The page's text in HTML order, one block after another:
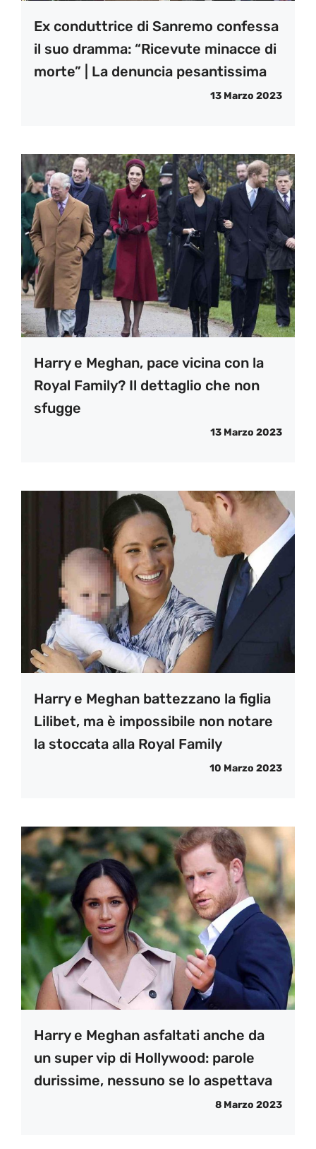
Ex conduttrice di Sanremo confessa
il suo dramma: “Ricevute minacce di
morte” | La denuncia pesantissima
13 Marzo 2023
Harry e Meghan, pace vicina con la
Royal Family? Il dettaglio che non
sfugge
13 Marzo 2023
Harry e Meghan battezzano la figlia
Lilibet, ma è impossibile non notare
la stoccata alla Royal Family
10 Marzo 2023
Harry e Meghan asfaltati anche da
un super vip di Hollywood: parole
durissime, nessuno se lo aspettava
8 Marzo 2023